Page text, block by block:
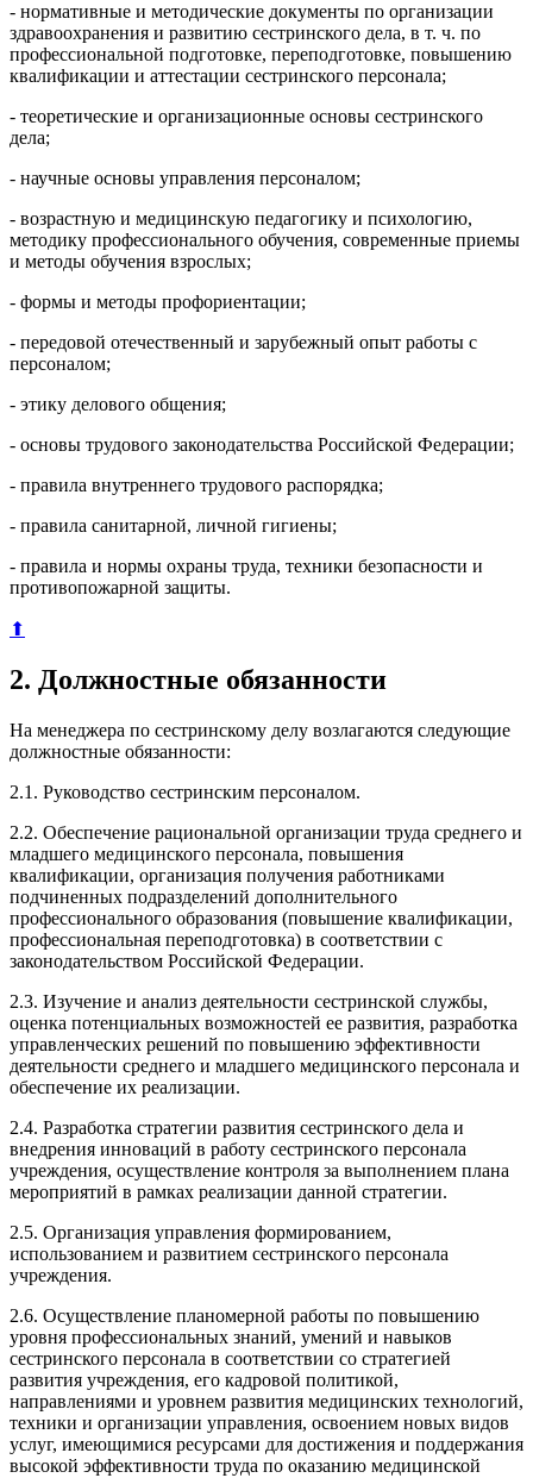
- нормативные и методические документы по организации
здравоохранения и развитию сестринского дела, в т. ч. по
профессиональной подготовке, переподготовке, повышению
квалификации и аттестации сестринского персонала;
- теоретические и организационные основы сестринского
дела;
- научные основы управления персоналом;
- возрастную и медицинскую педагогику и психологию,
методику профессионального обучения, современные приемы
и методы обучения взрослых;
- формы и методы профориентации;
- передовой отечественный и зарубежный опыт работы с
персоналом;
- этику делового общения;
- основы трудового законодательства Российской Федерации;
- правила внутреннего трудового распорядка;
- правила санитарной, личной гигиены;
- правила и нормы охраны труда, техники безопасности и
противопожарной защиты.
⬆
2. Должностные обязанности
На менеджера по сестринскому делу возлагаются следующие
должностные обязанности:
2.1. Руководство сестринским персоналом.
2.2. Обеспечение рациональной организации труда среднего и
младшего медицинского персонала, повышения
квалификации, организация получения работниками
подчиненных подразделений дополнительного
профессионального образования (повышение квалификации,
профессиональная переподготовка) в соответствии с
законодательством Российской Федерации.
2.3. Изучение и анализ деятельности сестринской службы,
оценка потенциальных возможностей ее развития, разработка
управленческих решений по повышению эффективности
деятельности среднего и младшего медицинского персонала и
обеспечение их реализации.
2.4. Разработка стратегии развития сестринского дела и
внедрения инноваций в работу сестринского персонала
учреждения, осуществление контроля за выполнением плана
мероприятий в рамках реализации данной стратегии.
2.5. Организация управления формированием,
использованием и развитием сестринского персонала
учреждения.
2.6. Осуществление планомерной работы по повышению
уровня профессиональных знаний, умений и навыков
сестринского персонала в соответствии со стратегией
развития учреждения, его кадровой политикой,
направлениями и уровнем развития медицинских технологий,
техники и организации управления, освоением новых видов
услуг, имеющимися ресурсами для достижения и поддержания
высокой эффективности труда по оказанию медицинской